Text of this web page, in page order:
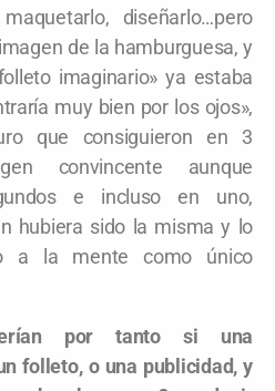
diseñarlo…pero
de la hamburguesa, y
imaginario» ya estaba
muy bien por los ojos»,
que consiguieron en 3
convincente aunque
e incluso en uno,
hubiera sido la misma y lo
a la mente como único
por tanto si una
folleto, o una publicidad, y